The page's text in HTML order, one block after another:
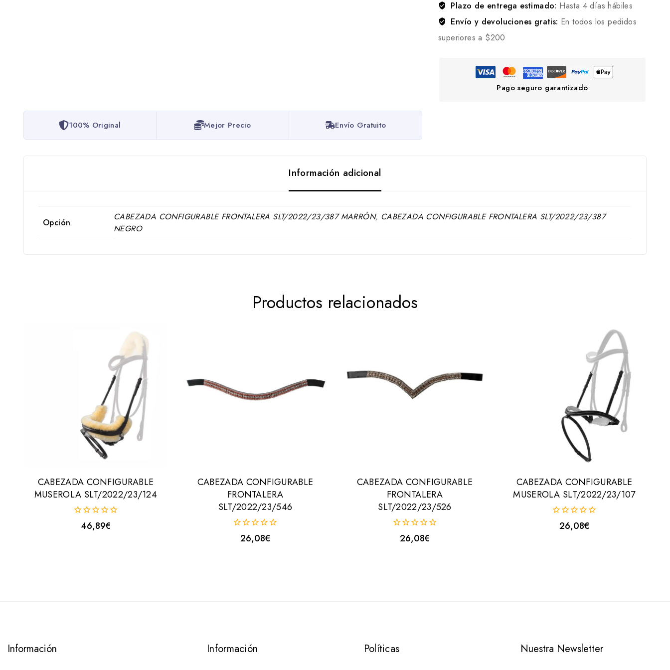
100% Original Mejor Precio Envío Gratuito
Plazo de entrega estimado: Hasta 4 días hábiles
Envío y devoluciones gratis: En todos los pedidos
superiores a $200
Pago seguro garantizado
Información adicional
Opción
CABEZADA CONFIGURABLE FRONTALERA SLT/2022/23/387 MARRÓN, CABEZADA CONFIGURABLE FRONTALERA SLT/2022/23/387
NEGRO
Productos relacionados
CABEZADA CONFIGURABLE
MUSEROLA SLT/2022/23/124
fuera
46,89€
CABEZADA CONFIGURABLE
FRONTALERA
SLT/2022/23/546
fuera
26,08€
CABEZADA CONFIGURABLE
FRONTALERA
SLT/2022/23/526
fuera
26,08€
CABEZADA CONFIGURABLE
MUSEROLA SLT/2022/23/107
fuera
26,08€
Información Información Políticas Nuestra Newsletter